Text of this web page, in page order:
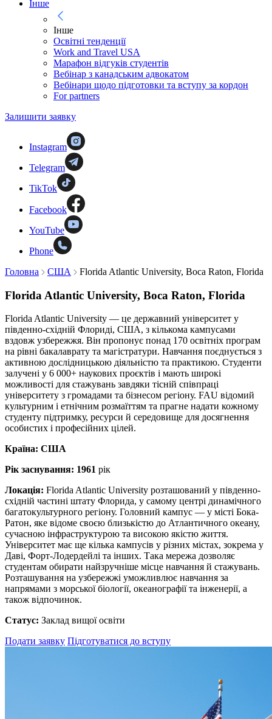
Інше
Інше
Освітні тенденції
Work and Travel USA
Марафон відгуків студентів
Вебінар з канадським адвокатом
Вебінари щодо підготовки та вступу за кордон
For partners
Залишити заявку
Instagram
Telegram
TikTok
Facebook
YouTube
Phone
Головна
США Florida Atlantic University, Boca Raton, Florida
Florida Atlantic University, Boca Raton, Florida
Florida Atlantic University — це державний університет у
південно-східній Флориді, США, з кількома кампусами
вздовж узбережжя. Він пропонує понад 170 освітніх програм
на рівні бакалаврату та магістратури. Навчання поєднується з
активною дослідницькою діяльністю та практикою. Студенти
залучені у 6 000+ наукових проєктів і мають широкі
можливості для стажувань завдяки тісній співпраці
університету з громадами та бізнесом регіону. FAU відомий
культурним і етнічним розмаїттям та прагне надати кожному
студенту підтримку, ресурси й середовище для досягнення
особистих і професійних цілей.
Країна: США
Рік заснування: 1961 рік
Локація: Florida Atlantic University розташований у південно-
східній частині штату Флорида, у самому центрі динамічного
багатокультурного регіону. Головний кампус — у місті Бока-
Ратон, яке відоме своєю близькістю до Атлантичного океану,
сучасною інфраструктурою та високою якістю життя.
Університет має ще кілька кампусів у різних містах, зокрема у
Даві, Форт-Лодердейлі та інших. Така мережа дозволяє
студентам обирати найзручніше місце навчання й стажувань.
Розташування на узбережжі уможливлює навчання за
напрямами з морської біології, океанографії та інженерії, а
також відпочинок.
Статус: Заклад вищої освіти
Подати заявку Підготуватися до вступу